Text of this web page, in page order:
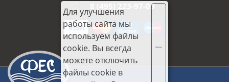
8 (495) 223-97-09
Для улучшения
работы сайта мы
используем файлы
cookie. Вы всегда
можете отключить
файлы cookie в
Хорошо